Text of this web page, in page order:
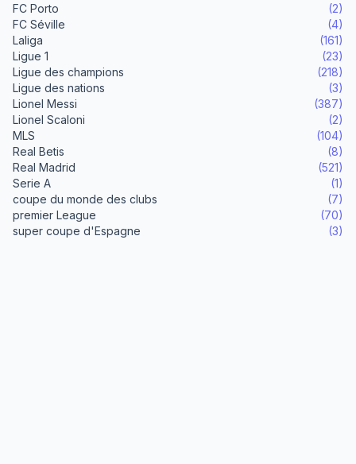
FC Porto
(2)
FC Séville
(4)
Laliga
(161)
Ligue 1
(23)
Ligue des champions
(218)
Ligue des nations
(3)
Lionel Messi
(387)
Lionel Scaloni
(2)
MLS
(104)
Real Betis
(8)
Real Madrid
(521)
Serie A
(1)
coupe du monde des clubs
(7)
premier League
(70)
super coupe d'Espagne
(3)